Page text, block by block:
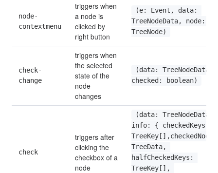
node-
contextmenu
triggers when
a node is
clicked by
right button
(e: Event, data:
TreeNodeData, node:
TreeNode)
check-
change
triggers when
the selected
state of the
node
changes
(data: TreeNodeData,
checked: boolean)
check
triggers after
clicking the
checkbox of a
node
(data: TreeNodeData,
info: { checkedKeys:
TreeData,
halfCheckedKeys:
TreeKey[],